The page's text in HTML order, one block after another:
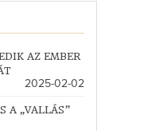
AZ EMBER
2025-02-02
A „VALLÁS”